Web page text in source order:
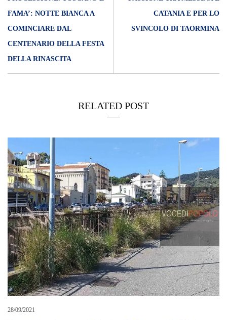
FAMA’: NOTTE BIANCA A
COMINCIARE DAL
CENTENARIO DELLA FESTA
DELLA RINASCITA
CATANIA E PER LO
SVINCOLO DI TAORMINA
RELATED POST
28/09/2021